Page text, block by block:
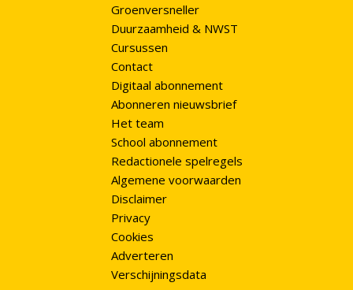
Groenversneller
Duurzaamheid & NWST
Cursussen
Contact
Digitaal abonnement
Abonneren nieuwsbrief
Het team
School abonnement
Redactionele spelregels
Algemene voorwaarden
Disclaimer
Privacy
Cookies
Adverteren
Verschijningsdata